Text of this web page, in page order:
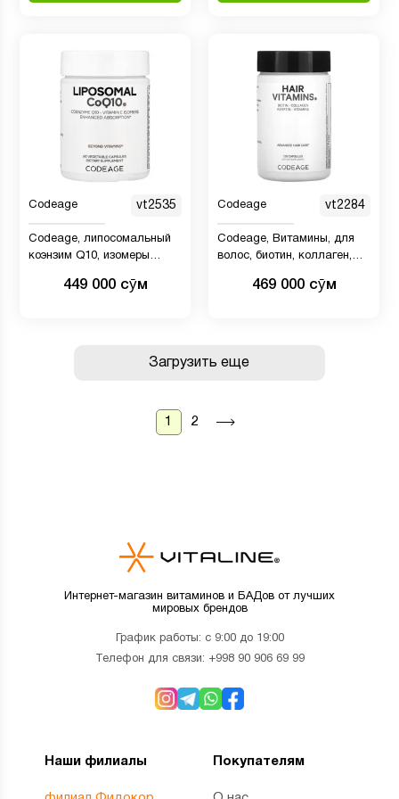
Codeage vt2535
Codeage, липосомальный
коэнзим Q10, изомеры
усвоение, 60 капсул
449 000 сӯм
Codeage vt2284
Codeage, Витамины, для
волос, биотин, коллаген,
469 000 сӯм
Загрузить еще
1 2
Интернет-магазин витаминов и БАДов от лучших
мировых брендов
График работы: с 9:00 до 19:00
Телефон для связи: +998 90 906 69 99
Наши филиалы Покупателям